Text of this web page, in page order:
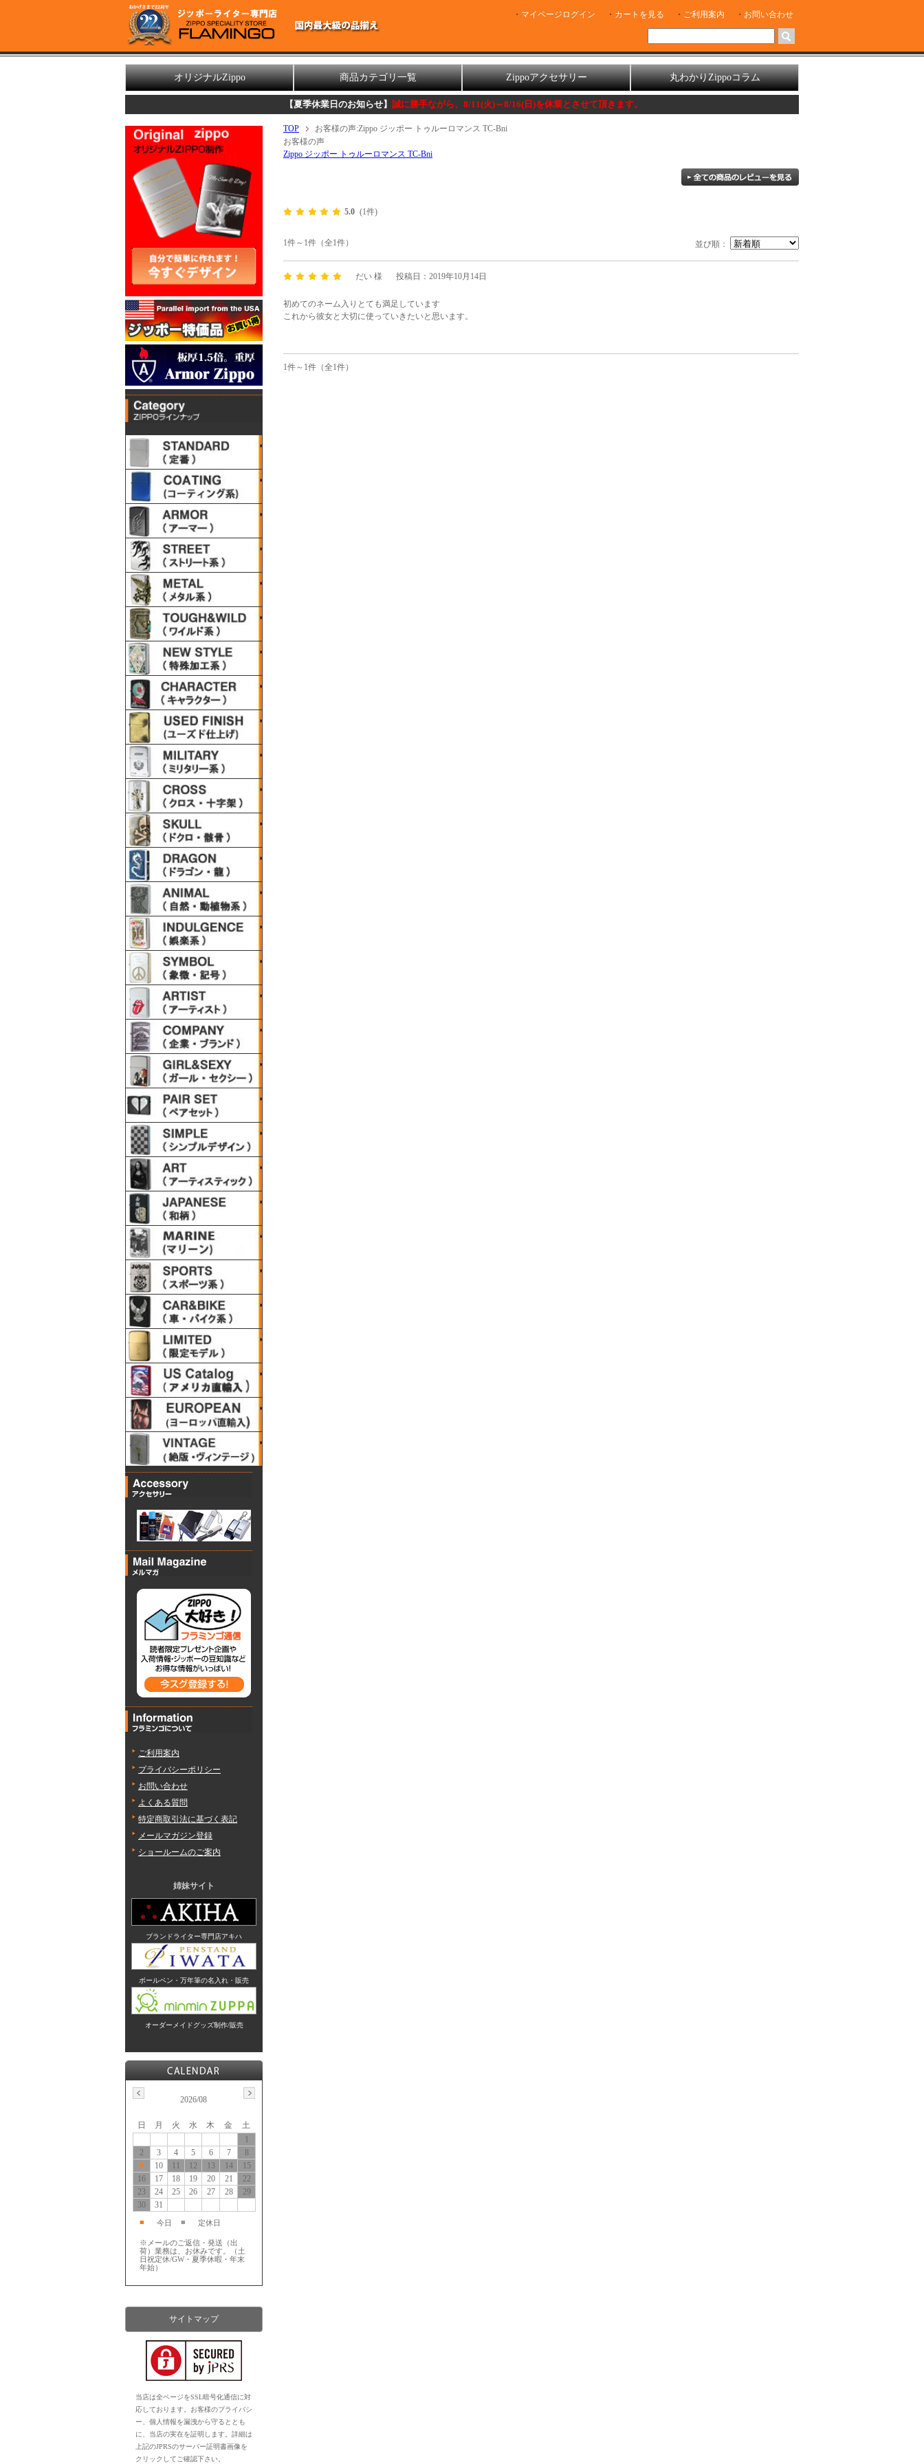
マイページログイン カートを見る ご利用案内 お問い合わせ
オリジナルZippo 商品カテゴリ一覧 Zippoアクセサリー 丸わかりZippoコラム
【夏季休業日のお知らせ】誠に勝手ながら、8/11(火)～8/16(日)を休業とさせて頂きます。
TOP
お客様の声:Zippo ジッポー トゥルーロマンス TC-Bni
お客様の声
Zippo ジッポー トゥルーロマンス TC-Bni
5.0 (1件)
1件～1件（全1件） 並び順：
だい 様 投稿日：2019年10月14日
初めてのネーム入りとても満足しています
これから彼女と大切に使っていきたいと思います。
1件～1件（全1件）
ご利用案内
プライバシーポリシー
お問い合わせ
よくある質問
特定商取引法に基づく表記
メールマガジン登録
ショールームのご案内
姉妹サイト
ブランドライター専門店アキハ
ボールペン・万年筆の名入れ・販売
オーダーメイドグッズ制作/販売
2026/08
日 月 火 水 木 金
土
1
2
3 4 5 6 7
8
9
10 11 12 13 14
15
16
17 18 19 20 21
22
23
24 25 26 27 28
29
30
31
■ 今日 ■ 定休日
※メールのご返信・発送（出
荷）業務は、お休みです。（土
日祝定休/GW・夏季休暇・年末
年始）
サイトマップ
当店は全ページをSSL暗号化通信に対
応しております。お客様のプライバシ
ー、個人情報を漏洩から守るととも
に、当店の実在を証明します。詳細は
上記のJPRSのサーバー証明書画像を
クリックしてご確認下さい。